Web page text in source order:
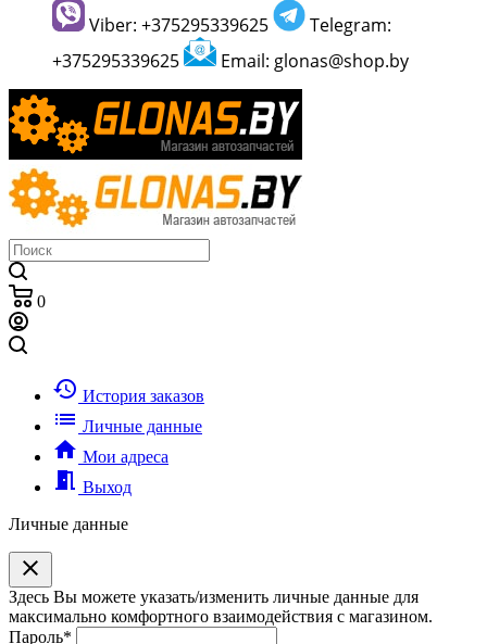
Viber: +375295339625
Telegram:
+375295339625
Email: glonas@shop.by
0
history История заказов
list Личные данные
home Мои адреса
meeting_room Выход
Личные данные
clear
Здесь Вы можете указать/изменить личные данные для
максимально комфортного взаимодействия с магазином.
Пароль*